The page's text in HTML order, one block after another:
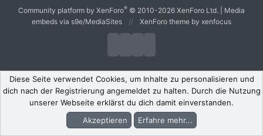
Community platform by XenForo® © 2010-2026 XenForo Ltd.
Media
embeds via s9e/MediaSites
XenForo theme by xenfocus
Aktuelles Anmelden
Diese Seite verwendet Cookies, um Inhalte zu personalisieren und
dich nach der Registrierung angemeldet zu halten. Durch die Nutzung
unserer Webseite erklärst du dich damit einverstanden.
Akzeptieren
Erfahre mehr...